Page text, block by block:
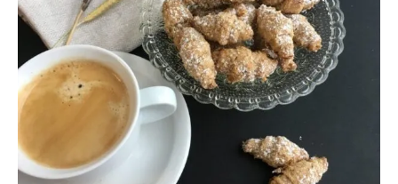
Häufig gestellte Fragen
Kundenstimmen
Kontakt